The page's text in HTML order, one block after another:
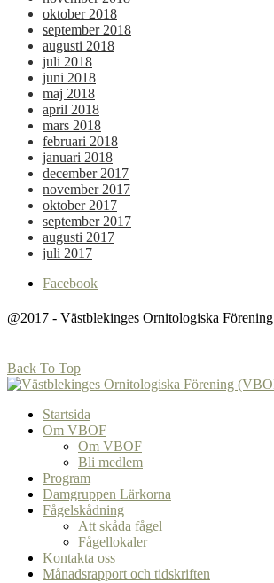
oktober 2018
september 2018
augusti 2018
juli 2018
juni 2018
maj 2018
april 2018
mars 2018
februari 2018
januari 2018
december 2017
november 2017
oktober 2017
september 2017
augusti 2017
juli 2017
Facebook
@2017 - Västblekinges Ornitologiska Förening
Back To Top
Startsida
Om VBOF
Om VBOF
Bli medlem
Program
Damgruppen Lärkorna
Fågelskådning
Att skåda fågel
Fågellokaler
Kontakta oss
Månadsrapport och tidskriften